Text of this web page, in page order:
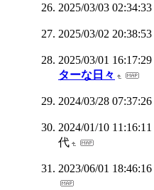
2025/03/03 02:34:33
2025/03/02 20:38:53
2025/03/01 16:17:29
ターな日々
2024/03/28 07:37:26
2024/01/10 11:16:11
代
2023/06/01 18:46:16